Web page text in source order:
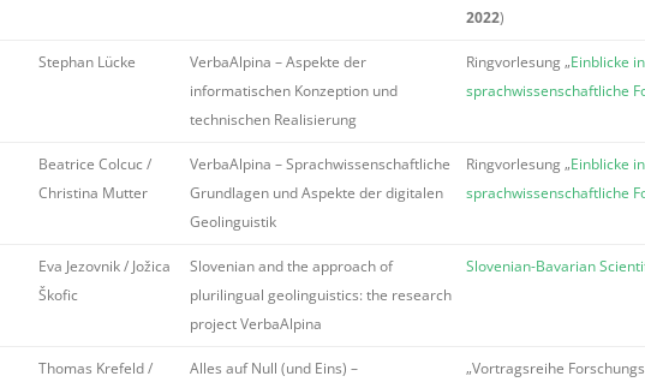
2022)
Stephan Lücke
VerbaAlpina – Aspekte der
informatischen Konzeption und
technischen Realisierung
Ringvorlesung „Einblicke
sprachwissenschaftliche
Beatrice Colcuc /
Christina Mutter
VerbaAlpina – Sprachwissenschaftliche
Grundlagen und Aspekte der digitalen
Geolinguistik
Ringvorlesung „Einblicke
sprachwissenschaftliche
Eva Jezovnik / Jožica
Škofic
Slovenian and the approach of
plurilingual geolinguistics: the research
project VerbaAlpina
Slovenian-Bavarian
Thomas Krefeld /
Alles auf Null (und Eins) –
„Vortragsreihe